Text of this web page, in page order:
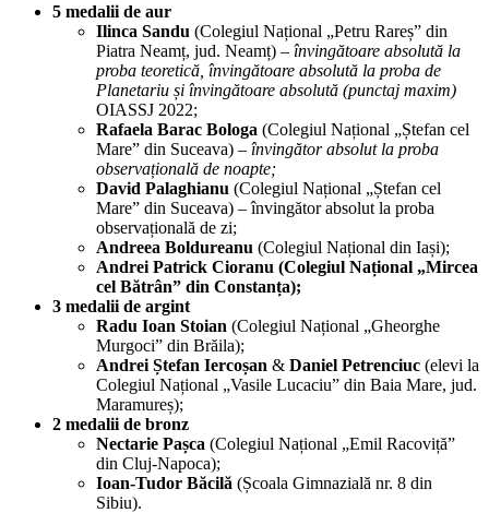
5 medalii de aur
Ilinca Sandu (Colegiul Național „Petru Rareș” din
Piatra Neamț, jud. Neamț) – învingătoare absolută la
proba teoretică, învingătoare absolută la proba de
Planetariu și învingătoare absolută (punctaj maxim)
OIASSJ 2022;
Rafaela Barac Bologa (Colegiul Național „Ștefan cel
Mare” din Suceava) – învingător absolut la proba
observațională de noapte;
David Palaghianu (Colegiul Național „Ștefan cel
Mare” din Suceava) – învingător absolut la proba
observațională de zi;
Andreea Boldureanu (Colegiul Național din Iași);
Andrei Patrick Cioranu (Colegiul Național „Mircea
cel Bătrân” din Constanța);
3 medalii de argint
Radu Ioan Stoian (Colegiul Național „Gheorghe
Murgoci” din Brăila);
Andrei Ștefan Iercoșan & Daniel Petrenciuc (elevi la
Colegiul Național „Vasile Lucaciu” din Baia Mare, jud.
Maramureș);
2 medalii de bronz
Nectarie Pașca (Colegiul Național „Emil Racoviță”
din Cluj-Napoca);
Ioan-Tudor Băcilă (Școala Gimnazială nr. 8 din
Sibiu).